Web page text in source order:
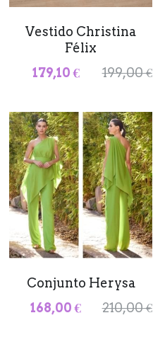
Vestido Christina
Félix
179,10 €
199,00 €
Conjunto Herysa
168,00 €
210,00 €